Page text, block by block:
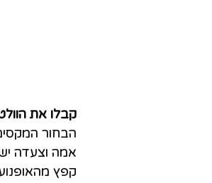
קבלו את
הבחור
אמה וצעדה
קפץ